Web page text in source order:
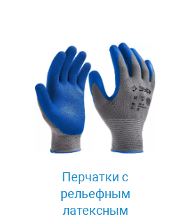
Перчатки с
рельефным
латексным